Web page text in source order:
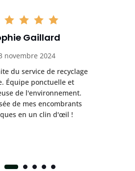
Gaillard
novembre 2024
du service de recyclage
Équipe ponctuelle et
de l'environnement.
de mes encombrants
en un clin d'œil !